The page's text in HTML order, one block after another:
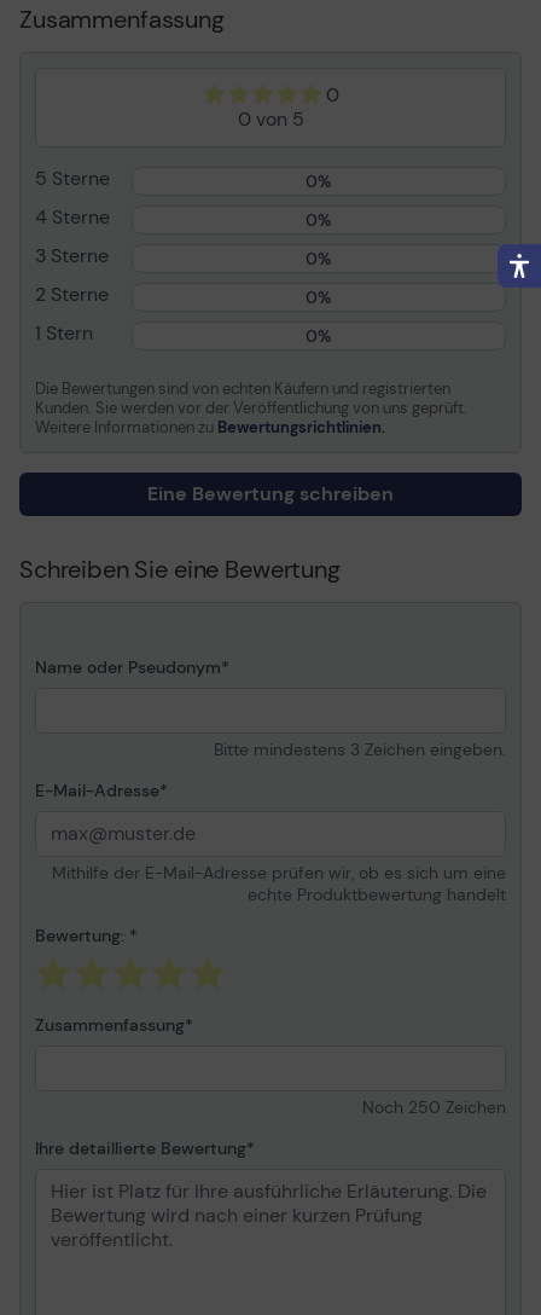
Bis zu 7500 Seiten
Abmessungen (B x T x
H)/Gewicht
/ 490 g
Transportbreite
36.4 cm
Transporttiefe
9.2 cm
Transportgewicht
670 g
Verbrauchsmaterialtyp
Tonerpatrone
HP Untermarke
LaserJet
Packungstyp
Zusammenfassung
0
0 von 5
5 Sterne 0%
4 Sterne 0%
3 Sterne 0%
2 Sterne 0%
1 Stern 0%
Die Bewertungen sind von echten Käufern und registrierten
Kunden. Sie werden vor der Veröffentlichung von uns geprüft.
Weitere Informationen zu Bewertungsrichtlinien.
Eine Bewertung schreiben
Schreiben Sie eine Bewertung
Name oder Pseudonym
Bitte mindestens 3 Zeichen eingeben.
E-Mail-Adresse
Mithilfe der E-Mail-Adresse prüfen wir, ob es sich um eine
echte Produktbewertung handelt
Bewertung:
Zusammenfassung
Noch 250 Zeichen
Ihre detaillierte Bewertung